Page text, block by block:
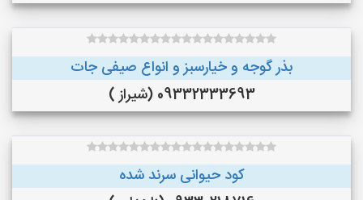
بذر گوجه و خیارسبز و انواع صیفی جات
09332333693 (شیراز )
کود حیوانی سرند شده